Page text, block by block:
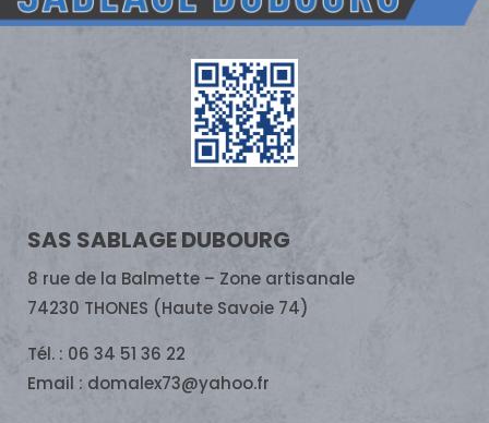
SAS SABLAGE DUBOURG
8 rue de la Balmette – Zone artisanale
74230 THONES (Haute Savoie 74)
Tél. : 06 34 51 36 22
Email : domalex73@yahoo.fr